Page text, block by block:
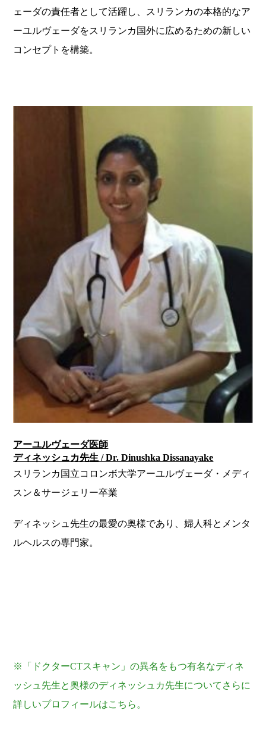
ェーダの責任者として活躍し、スリランカの本格的なア
ーユルヴェーダをスリランカ国外に広めるための新しい
コンセプトを構築。
アーユルヴェーダ医師
ディネッシュカ先生 / Dr. Dinushka Dissanayake
スリランカ国立コロンボ大学アーユルヴェーダ・メディ
スン＆サージェリー卒業
ディネッシュ先生の最愛の奥様であり、婦人科とメンタ
ルヘルスの専門家。
※「ドクターCTスキャン」の異名をもつ有名なディネ
ッシュ先生と奥様のディネッシュカ先生についてさらに
詳しいプロフィールはこちら。